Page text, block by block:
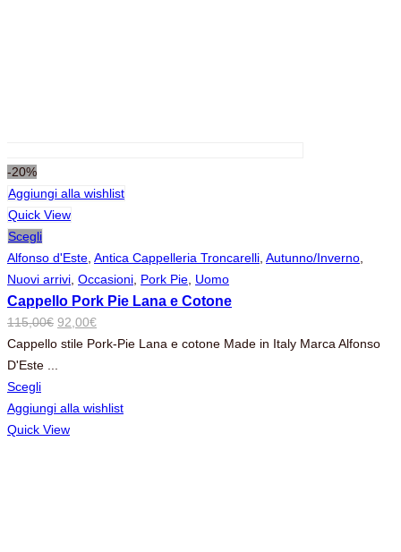
-20%
Aggiungi alla wishlist
Quick View
Scegli
Alfonso d'Este Antica Cappelleria Troncarelli Autunno/Inverno
Nuovi arrivi Occasioni Pork Pie Uomo
Cappello Pork Pie Lana e Cotone
115,00€ Il
prezzo
115,00€.
92,00€Il
prezzo
92,00€.
Cappello stile Pork-Pie Lana e cotone Made in Italy Marca Alfonso
D'Este ...
Scegli
Aggiungi alla wishlist
Quick View